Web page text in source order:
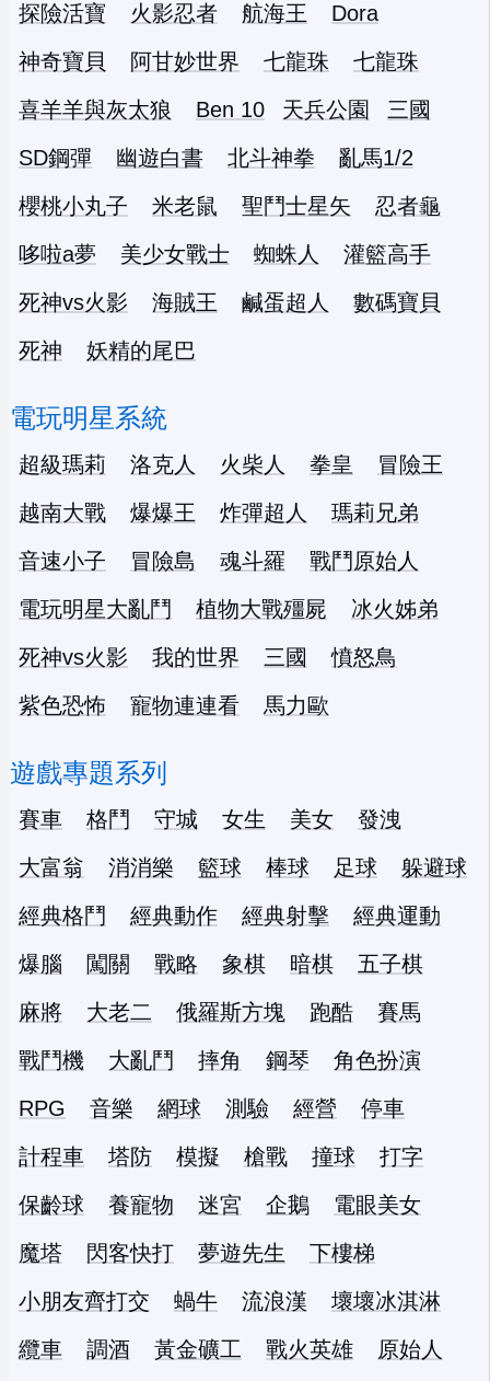
探險活寶 火影忍者 航海王
Dora
神奇寶貝
阿甘妙世界 七龍珠
七龍珠
喜羊羊與灰太狼
Ben 10 天兵公園
三國
SD鋼彈
幽遊白書 北斗神拳
亂馬1/2
櫻桃小丸子
米老鼠 聖鬥士星矢
忍者龜
哆啦a夢
美少女戰士 蜘蛛人
灌籃高手
死神vs火影
海賊王 鹹蛋超人
數碼寶貝
死神
妖精的尾巴
電玩明星系統
超級瑪莉 洛克人 火柴人 拳皇
冒險王
越南大戰
爆爆王 炸彈超人
瑪莉兄弟
音速小子
冒險島 魂斗羅
戰鬥原始人
電玩明星大亂鬥
植物大戰殭屍
冰火姊弟
死神vs火影
我的世界 三國
憤怒鳥
紫色恐怖
寵物連連看 馬力歐
遊戲專題系列
賽車 格鬥 守城 女生 美女
發洩
大富翁
消消樂 籃球 棒球 足球
躲避球
經典格鬥
經典動作 經典射擊
經典運動
爆腦
闖關 戰略 象棋 暗棋
五子棋
麻將
大老二 俄羅斯方塊 跑酷
賽馬
戰鬥機
大亂鬥 摔角 鋼琴
角色扮演
RPG
音樂 網球 測驗 經營
停車
計程車
塔防 模擬 槍戰 撞球
打字
保齡球
養寵物 迷宮 企鵝
電眼美女
魔塔
閃客快打 夢遊先生
下樓梯
小朋友齊打交
蝸牛 流浪漢
壞壞冰淇淋
纜車
調酒 黃金礦工 戰火英雄 原始人